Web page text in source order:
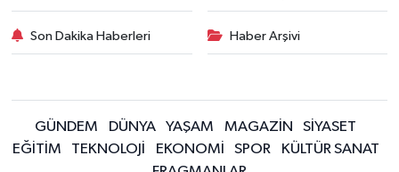
Son Dakika Haberleri Haber Arşivi
GÜNDEM DÜNYA YAŞAM MAGAZİN
SİYASET
EĞİTİM
TEKNOLOJİ EKONOMİ SPOR
KÜLTÜR SANAT